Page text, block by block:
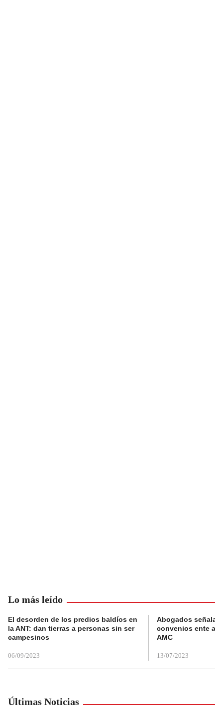
Lo más leído
El desorden de los predios baldíos en
la ANT: dan tierras a personas sin ser
campesinos
06/09/2023
Abogados
convenios ente
AMC
13/07/2023
Últimas Noticias